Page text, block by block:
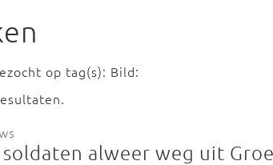
op tag(s): Bild:
alweer weg uit